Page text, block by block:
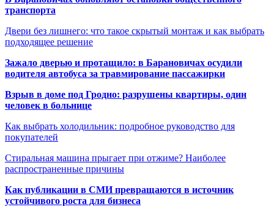
транспорта
Двери без лишнего: что такое скрытый монтаж и как выбрать
подходящее решение
Зажало дверью и протащило: в Барановичах осудили
водителя автобуса за травмирование пассажирки
Взрыв в доме под Гродно: разрушены квартиры, один
человек в больнице
Как выбрать холодильник: подробное руководство для
покупателей
Стиральная машина прыгает при отжиме? Наиболее
распространенные причины
Как публикации в СМИ превращаются в источник
устойчивого роста для бизнеса